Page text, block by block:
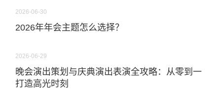
2026-06-30
2026年年会主题怎么选择？
2026-06-29
晚会演出策划与庆典演出表演全攻略：从零到一
打造高光时刻